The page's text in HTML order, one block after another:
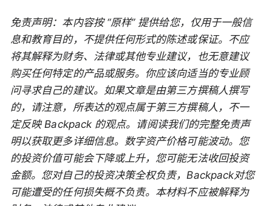
免责声明：本内容按 “原样” 提供给您，仅用于一般信
息和教育目的，不提供任何形式的陈述或保证。不应
将其解释为财务、法律或其他专业建议，也无意建议
购买任何特定的产品或服务。你应该向适当的专业顾
问寻求自己的建议。如果文章是由第三方撰稿人撰写
的，请注意，所表达的观点属于第三方撰稿人，不一
定反映 Backpack 的观点。请阅读我们的完整免责声
明以获取更多详细信息。数字资产价格可能波动。您
的投资价值可能会下降或上升，您可能无法收回投资
金额。您对自己的投资决策全权负责，Backpack对您
可能遭受的任何损失概不负责。本材料不应被解释为